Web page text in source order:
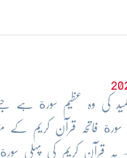
حمید کی وہ عظیم
سورة فاتحہ قرآن کریم
ہے- یہ قرآن کریم کی